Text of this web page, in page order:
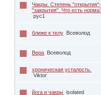
Чакры. Степень "открытия"-
"закрытия". Что есть
рус1
ближе к телу Всеволод
Вера Всеволод
хроническая усталость.
Viktor
йога и чакры isolated